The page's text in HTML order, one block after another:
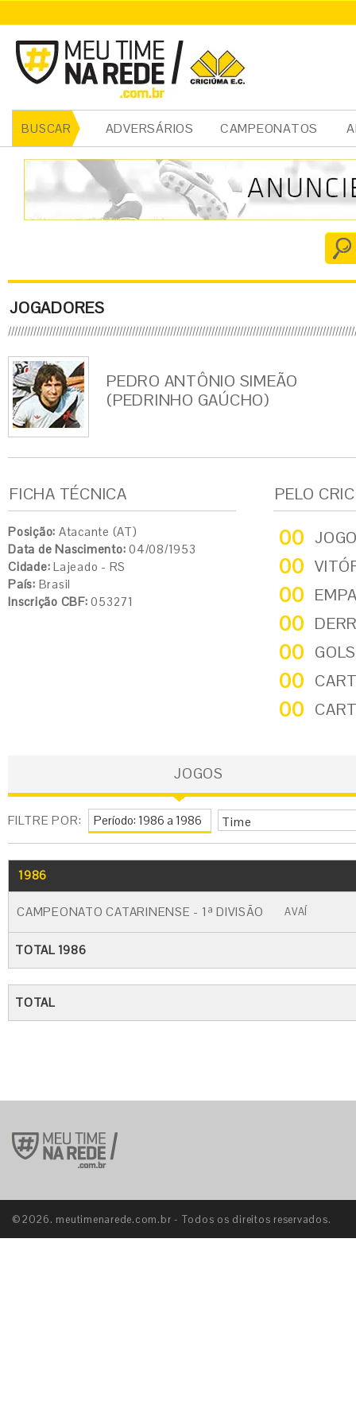
BUSCAR ADVERSÁRIOS CAMPEONATOS
JOGADORES
PEDRO ANTÔNIO SIMEÃO
(PEDRINHO GAÚCHO)
FICHA TÉCNICA
Posição: Atacante (AT)
Data de Nascimento: 04/08/1953
Cidade: Lajeado - RS
País: Brasil
Inscrição CBF: 053271
PELO
00
00
00
00
00
00
00
JOGOS
FILTRE POR: Time
1986
CAMPEONATO CATARINENSE - 1ª DIVISÃO AVAÍ
TOTAL 1986
TOTAL
©2026. meutimenarede.com.br - Todos os direitos reservados.